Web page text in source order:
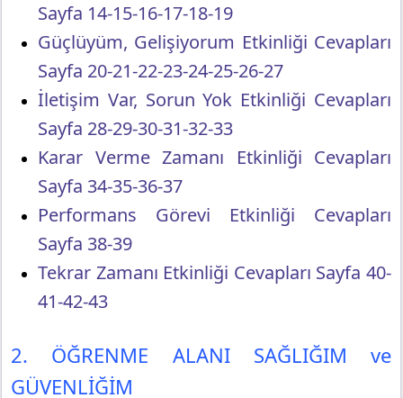
Sayfa 14-15-16-17-18-19
Güçlüyüm, Gelişiyorum Etkinliği Cevapları
Sayfa 20-21-22-23-24-25-26-27
İletişim Var, Sorun Yok Etkinliği Cevapları
Sayfa 28-29-30-31-32-33
Karar Verme Zamanı Etkinliği Cevapları
Sayfa 34-35-36-37
Performans Görevi Etkinliği Cevapları
Sayfa 38-39
Tekrar Zamanı Etkinliği Cevapları Sayfa 40-
41-42-43
2. ÖĞRENME ALANI SAĞLIĞIM ve
GÜVENLİĞİM